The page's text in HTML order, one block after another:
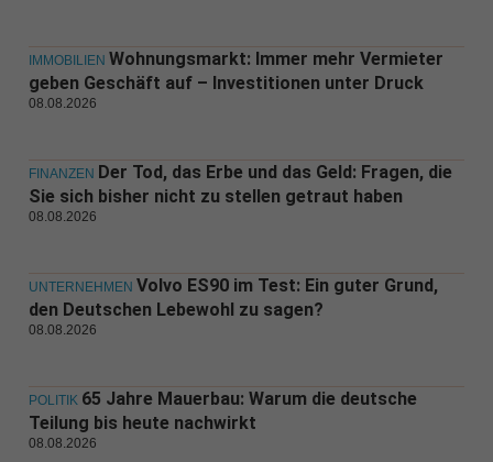
IMMOBILIEN Wohnungsmarkt: Immer mehr Vermieter
geben Geschäft auf – Investitionen unter Druck
08.08.2026
FINANZEN Der Tod, das Erbe und das Geld: Fragen, die
Sie sich bisher nicht zu stellen getraut haben
08.08.2026
UNTERNEHMEN Volvo ES90 im Test: Ein guter Grund,
den Deutschen Lebewohl zu sagen?
08.08.2026
POLITIK 65 Jahre Mauerbau: Warum die deutsche
Teilung bis heute nachwirkt
08.08.2026